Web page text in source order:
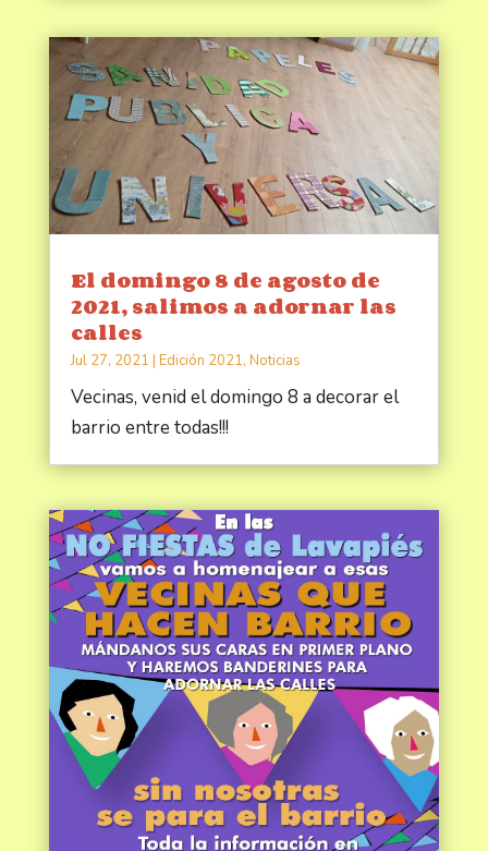
El domingo 8 de agosto de
2021, salimos a adornar las
calles
Jul 27, 2021 | Edición 2021, Noticias
Vecinas, venid el domingo 8 a decorar el
barrio entre todas!!!